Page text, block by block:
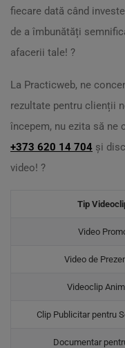
fiecare dată când
de a îmbunătăți
afacerii tale! ?
La Practicweb, ne
rezultate pentru clienții
începem, nu ezita să ne
+373 620 14 704 și
video! ?
Tip
Video
Video de
Videoclip
Clip Publicitar pentru
Documentar